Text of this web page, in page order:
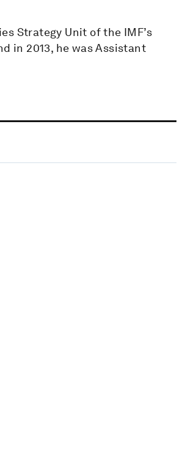
Strategy Unit of the IMF’s
in 2013, he was Assistant